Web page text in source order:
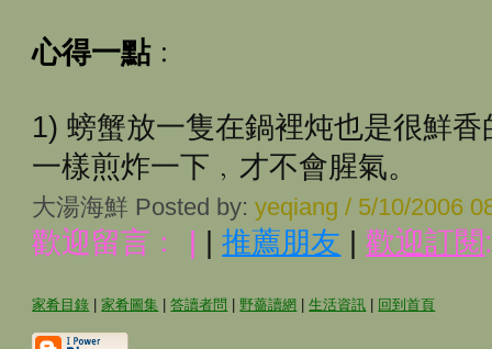
心得一點﹕
1) 螃蟹放一隻在鍋裡炖也是很鮮
一樣煎炸一下﹐才不會腥氣。
大湯海鮮 Posted by:yeqiang / 5/10/2006
歡迎留言﹕ | |推薦朋友 |歡迎訂閱
家肴目錄 |家肴圖集 |答讀者問 野薔讀網 |生活資訊 回到首頁